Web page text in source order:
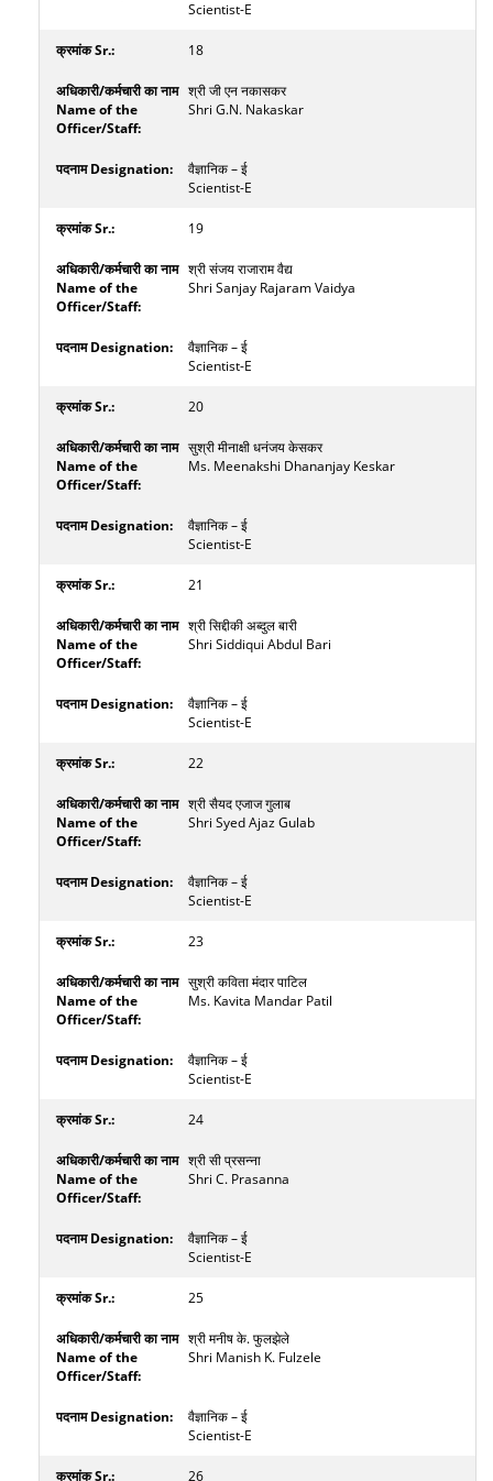
Scientist-E
18
श्री जी एन नकासकर
Shri G.N. Nakaskar
वैज्ञानिक – ई
Scientist-E
19
श्री संजय राजाराम वैद्य
Shri Sanjay Rajaram Vaidya
वैज्ञानिक – ई
Scientist-E
20
सुश्री मीनाक्षी धनंजय केसकर
Ms. Meenakshi Dhananjay Keskar
वैज्ञानिक – ई
Scientist-E
21
श्री सिद्दीकी अब्दुल बारी
Shri Siddiqui Abdul Bari
वैज्ञानिक – ई
Scientist-E
22
श्री सैयद एजाज गुलाब
Shri Syed Ajaz Gulab
वैज्ञानिक – ई
Scientist-E
23
सुश्री कविता मंदार पाटिल
Ms. Kavita Mandar Patil
वैज्ञानिक – ई
Scientist-E
24
श्री सी प्रसन्ना
Shri C. Prasanna
वैज्ञानिक – ई
Scientist-E
25
श्री मनीष के. फुलझेले
Shri Manish K. Fulzele
वैज्ञानिक – ई
Scientist-E
26